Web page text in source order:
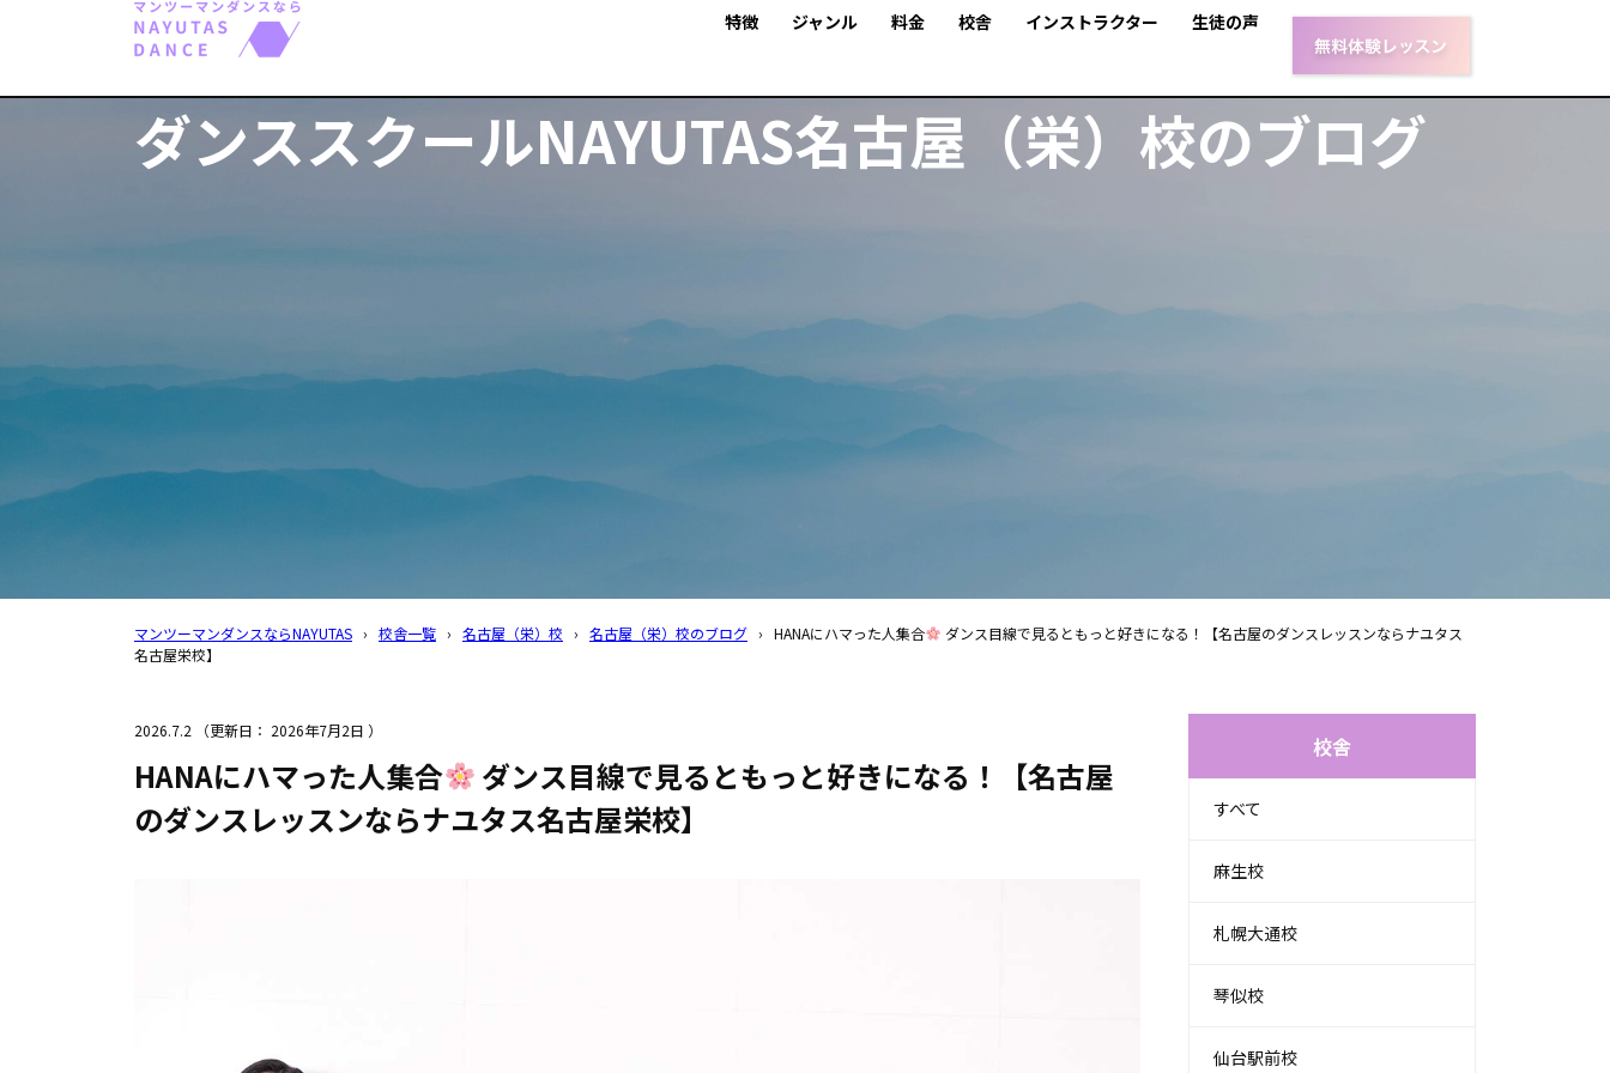
特徴 ジャンル 料金 校舎 インストラクター 生徒の声
ダンススクールNAYUTAS名古屋（栄）校のブログ
マンツーマンダンスならNAYUTAS › 校舎一覧 › 名古屋（栄）校 › 名古屋（栄）校のブログ › HANAにハマった人集合
ダンス目線で見るともっと好きになる！【名古屋のダンスレッスンならナユタス
名古屋栄校】
2026.7.2 （更新日： 2026年7月2日 ）
HANAにハマった人集合
ダンス目線で見るともっと好きになる！【名古屋
のダンスレッスンならナユタス名古屋栄校】
校舎
すべて
麻生校
札幌大通校
琴似校
仙台駅前校